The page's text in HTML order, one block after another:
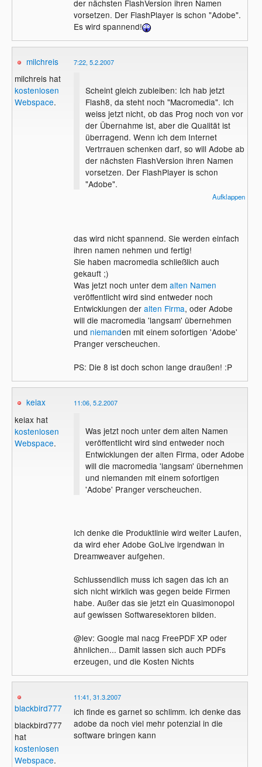
der nächsten FlashVersion ihren Namen
vorsetzen. Der FlashPlayer is schon "Adobe".
Es wird spannend!
milchreis
milchreis hat
kostenlosen
Webspace.
7:22, 5.2.2007
Scheint gleich zubleiben: Ich hab jetzt
Flash8, da steht noch "Macromedia". Ich
weiss jetzt nicht, ob das Prog noch von vor
der Übernahme ist, aber die Qualität ist
überragend. Wenn ich dem Internet
Vertrrauen schenken darf, so will Adobe ab
der nächsten FlashVersion ihren Namen
vorsetzen. Der FlashPlayer is schon
"Adobe".
Aufklappen
das wird nicht spannend. Sie werden einfach
ihren namen nehmen und fertig!
Sie haben macromedia schließlich auch
gekauft ;)
Was jetzt noch unter dem alten Namen
veröffentlicht wird sind entweder noch
Entwicklungen der alten Firma, oder Adobe
will die macromedia 'langsam' übernehmen
und niemanden mit einem sofortigen 'Adobe'
Pranger verscheuchen.
PS: Die 8 ist doch schon lange draußen! :P
keiax
keiax hat
kostenlosen
Webspace.
11:06, 5.2.2007
Was jetzt noch unter dem alten Namen
veröffentlicht wird sind entweder noch
Entwicklungen der alten Firma, oder Adobe
will die macromedia 'langsam' übernehmen
und niemanden mit einem sofortigen
'Adobe' Pranger verscheuchen.
Ich denke die Produktlinie wird weiter Laufen,
da wird eher Adobe GoLive irgendwan in
Dreamweaver aufgehen.
Schlussendlich muss ich sagen das ich an
sich nicht wirklich was gegen beide Firmen
habe. Außer das sie jetzt ein Quasimonopol
auf gewissen Softwaresektoren bilden.
@lev: Google mal nacg FreePDF XP oder
ähnlichen... Damit lassen sich auch PDFs
erzeugen, und die Kosten Nichts
blackbird777
blackbird777
hat
kostenlosen
Webspace.
11:41, 31.3.2007
ich finde es garnet so schlimm. ich denke das
adobe da noch viel mehr potenzial in die
software bringen kann